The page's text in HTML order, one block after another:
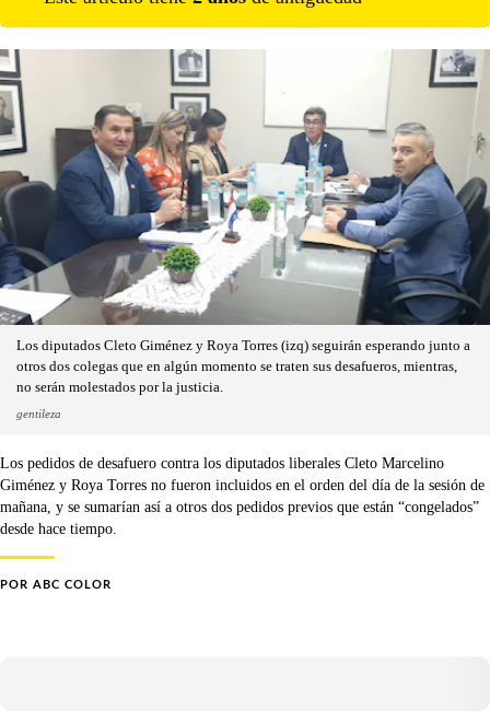
Los diputados Cleto Giménez y Roya Torres (izq) seguirán esperando junto a
otros dos colegas que en algún momento se traten sus desafueros, mientras,
no serán molestados por la justicia.
gentileza
Los pedidos de desafuero contra los diputados liberales Cleto Marcelino
Giménez y Roya Torres no fueron incluidos en el orden del día de la sesión de
mañana, y se sumarían así a otros dos pedidos previos que están “congelados”
desde hace tiempo.
POR ABC COLOR